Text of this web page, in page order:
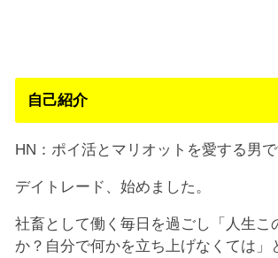
自己紹介
HN：ポイ活とマリオットを愛する男で
デイトレード、始めました。
社畜として働く毎日を過ごし「人生こ
か？自分で何かを立ち上げなくては」